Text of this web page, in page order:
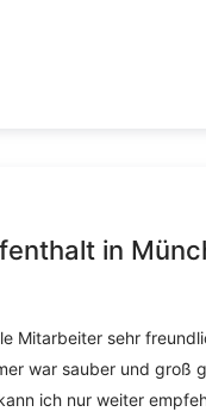
in
Mitarbeiter sehr
war sauber und groß
ich nur weiter